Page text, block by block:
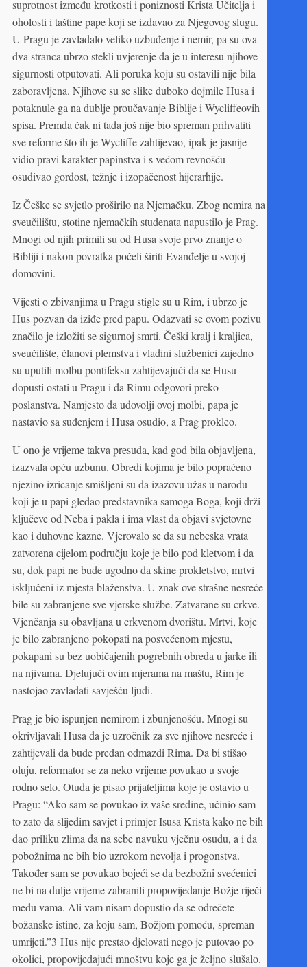
suprotnost između krotkosti i poniznosti Krista Učitelja i
oholosti i taštine pape koji se izdavao za Njegovog slugu.
U Pragu je zavladalo veliko uzbuđenje i nemir, pa su ova
dva stranca ubrzo stekli uvjerenje da je u interesu njihove
sigurnosti otputovati. Ali poruka koju su ostavili nije bila
zaboravljena. Njihove su se slike duboko dojmile Husa i
potaknule ga na dublje proučavanje Biblije i Wycliffeovih
spisa. Premda čak ni tada još nije bio spreman prihvatiti
sve reforme što ih je Wycliffe zahtijevao, ipak je jasnije
vidio pravi karakter papinstva i s većom revnošću
osuđivao gordost, težnje i izopačenost hijerarhije.
Iz Češke se svjetlo proširilo na Njemačku. Zbog nemira na
sveučilištu, stotine njemačkih studenata napustilo je Prag.
Mnogi od njih primili su od Husa svoje prvo znanje o
Bibliji i nakon povratka počeli širiti Evanđelje u svojoj
domovini.
Vijesti o zbivanjima u Pragu stigle su u Rim, i ubrzo je
Hus pozvan da iziđe pred papu. Odazvati se ovom pozivu
značilo je izložiti se sigurnoj smrti. Češki kralj i kraljica,
sveučilište, članovi plemstva i vladini službenici zajedno
su uputili molbu pontifeksu zahtijevajući da se Husu
dopusti ostati u Pragu i da Rimu odgovori preko
poslanstva. Namjesto da udovolji ovoj molbi, papa je
nastavio sa suđenjem i Husa osudio, a Prag prokleo.
U ono je vrijeme takva presuda, kad god bila objavljena,
izazvala opću uzbunu. Obredi kojima je bilo popraćeno
njezino izricanje smišljeni su da izazovu užas u narodu
koji je u papi gledao predstavnika samoga Boga, koji drži
ključeve od Neba i pakla i ima vlast da objavi svjetovne
kao i duhovne kazne. Vjerovalo se da su nebeska vrata
zatvorena cijelom području koje je bilo pod kletvom i da
su, dok papi ne bude ugodno da skine prokletstvo, mrtvi
isključeni iz mjesta blaženstva. U znak ove strašne nesreće
bile su zabranjene sve vjerske službe. Zatvarane su crkve.
Vjenčanja su obavljana u crkvenom dvorištu. Mrtvi, koje
je bilo zabranjeno pokopati na posvećenom mjestu,
pokapani su bez uobičajenih pogrebnih obreda u jarke ili
na njivama. Djelujući ovim mjerama na maštu, Rim je
nastojao zavladati savješću ljudi.
Prag je bio ispunjen nemirom i zbunjenošću. Mnogi su
okrivljavali Husa da je uzročnik za sve njihove nesreće i
zahtijevali da bude predan odmazdi Rima. Da bi stišao
oluju, reformator se za neko vrijeme povukao u svoje
rodno selo. Otuda je pisao prijateljima koje je ostavio u
Pragu: “Ako sam se povukao iz vaše sredine, učinio sam
to zato da slijedim savjet i primjer Isusa Krista kako ne bih
dao priliku zlima da na sebe navuku vječnu osudu, a i da
pobožnima ne bih bio uzrokom nevolja i progonstva.
Također sam se povukao bojeći se da bezbožni svećenici
ne bi na dulje vrijeme zabranili propovijedanje Božje riječi
među vama. Ali vam nisam dopustio da se odrečete
božanske istine, za koju sam, Božjom pomoću, spreman
umrijeti.”3 Hus nije prestao djelovati nego je putovao po
okolici, propovijedajući mnoštvu koje ga je željno slušalo.